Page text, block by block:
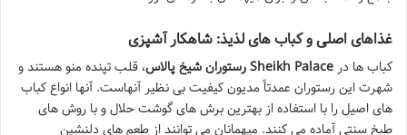
غذاهای اصلی و کباب های لذیذ: شاهکار آشپزی
کباب ها در رستوران شیخ پالاس Sheikh Palace
، قلب تپنده منو هستند و
شهرت این رستوران عمدتاً مدیون کیفیت بی نظیر آنهاست. آنها انواع کباب
های اصیل را با استفاده از بهترین برش های گوشت حلال و با روش های
طبخ سنتی آماده می کنند. میهمانان می توانند از طعم های دلنشین